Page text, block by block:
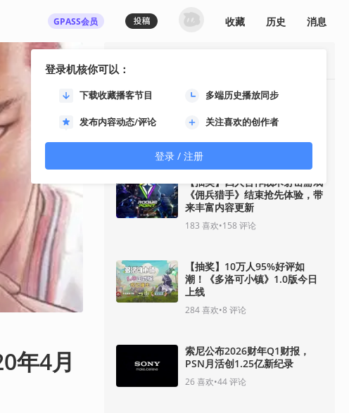
GPASS会员
登录机核你可以：
下载收藏播客节目 多端历史播放同步
发布内容动态/评论 关注喜欢的创作者
登录 / 注册
收藏 历史 消息
年4月
最热资讯
《影之刃零》8月12日开启预
晓！
91喜欢•33评论
【抽奖】四人合作战术射击游戏
《佣兵猎手》结束抢先体验，带
来丰富内容更新
183 喜欢•158 评论
【抽奖】10万人95%好评如
潮！《多洛可小镇》1.0版今日
上线
284喜欢•8 评论
索尼公布2026财年Q1财报，
PSN月活创1.25亿新纪录
26喜欢•44评论